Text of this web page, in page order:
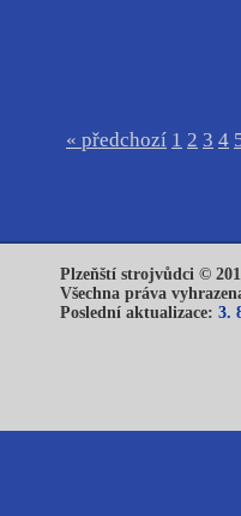
« předchozí 1 2 3 4
Plzeňští strojvůdci ©
Všechna práva
Poslední aktualizace: 3.